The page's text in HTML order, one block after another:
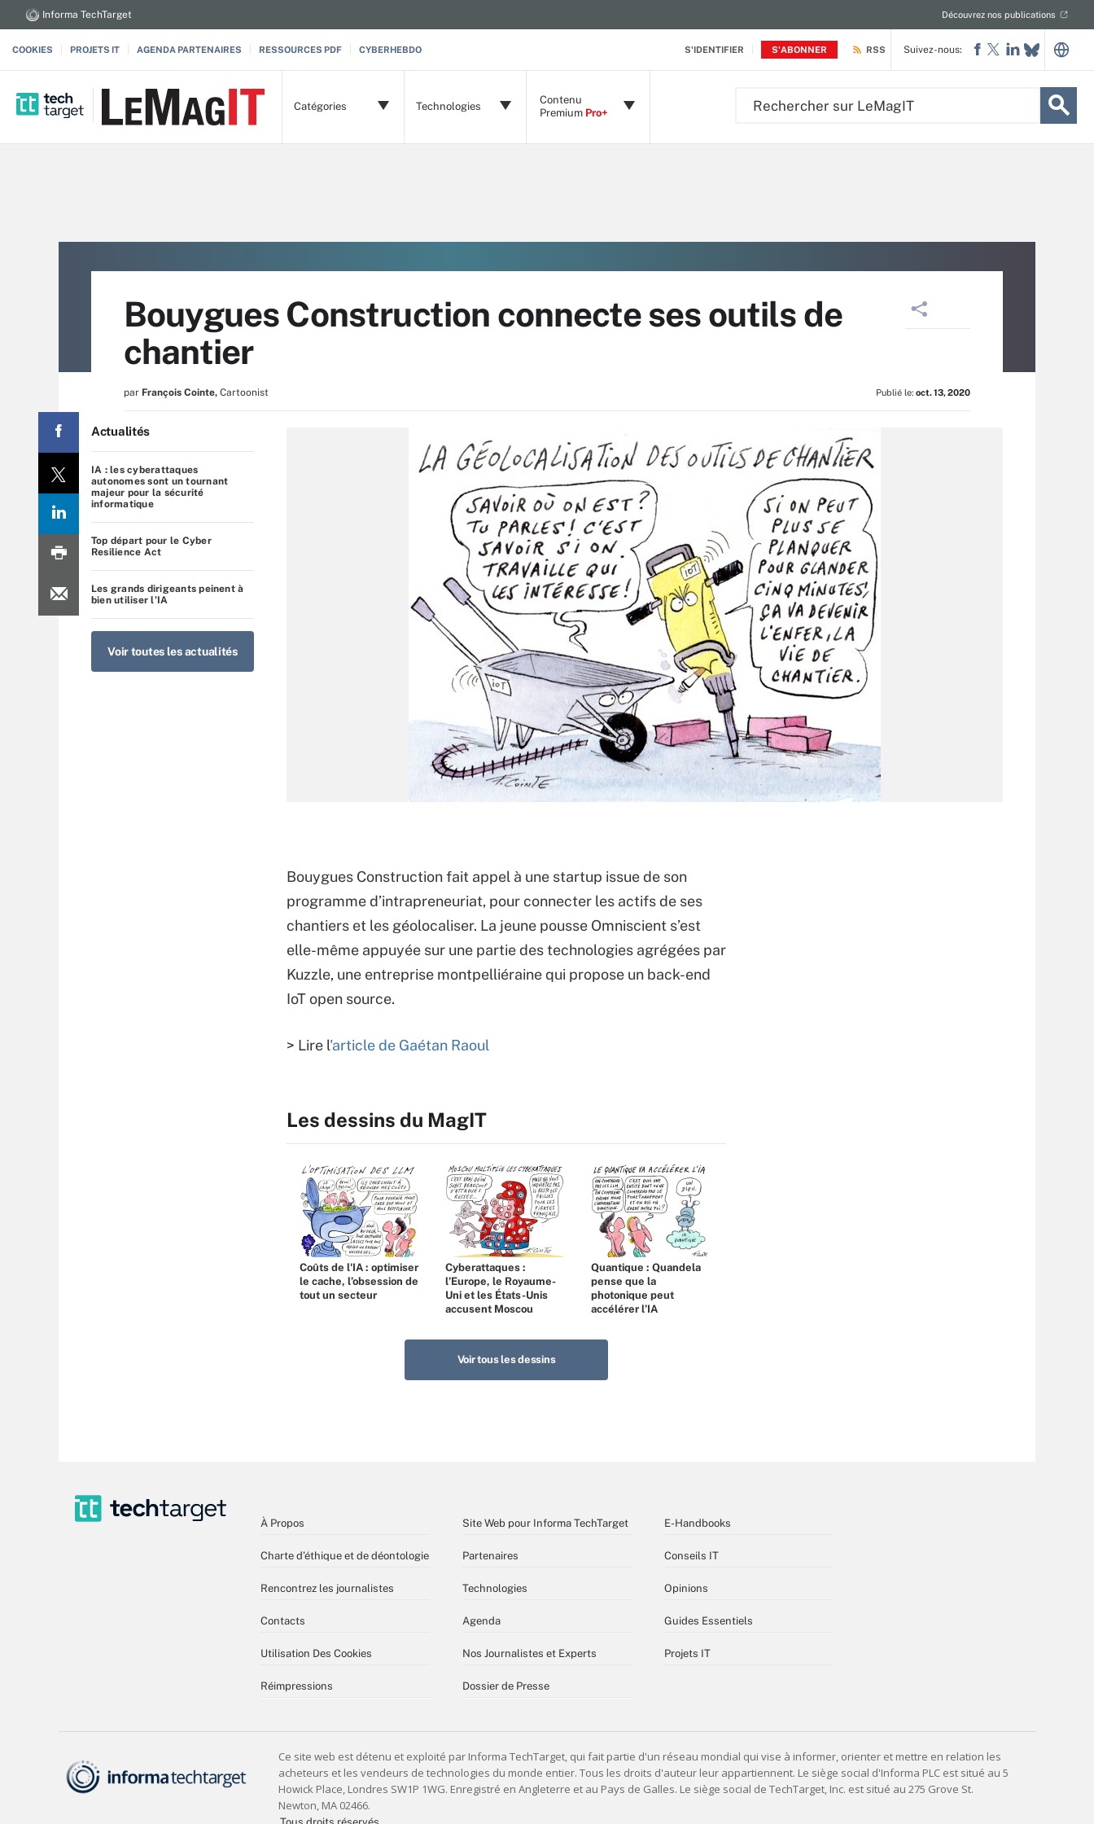
S'IDENTIFIER S'ABONNER
Informa TechTarget Découvrez nos publications
COOKIES PROJETS IT AGENDA PARTENAIRES RESSOURCES PDF CYBERHEBDO RSS
Catégories Technologies
Contenu
Premium Pro+
Suivez-nous:
Bouygues Construction connecte ses outils de
chantier
par François Cointe, Cartoonist Publié le: oct. 13, 2020
Actualités
IA : les cyberattaques
autonomes sont un tournant
majeur pour la sécurité
informatique
Top départ pour le Cyber
Resilience Act
Les grands dirigeants peinent à
bien utiliser l’IA
Voir toutes les actualités
Bouygues Construction fait appel à une startup issue de son
programme d’intrapreneuriat, pour connecter les actifs de ses
chantiers et les géolocaliser. La jeune pousse Omniscient s’est
elle-même appuyée sur une partie des technologies agrégées par
Kuzzle, une entreprise montpelliéraine qui propose un back-end
IoT open source.
> Lire l'article de Gaétan Raoul
Les dessins du MagIT
Coûts de l'IA : optimiser
le cache, l’obsession de
tout un secteur
Cyberattaques :
l’Europe, le Royaume-
Uni et les États-Unis
accusent Moscou
Quantique : Quandela
pense que la
photonique peut
accélérer l’IA
Voir tous les dessins
À Propos
Charte d’éthique et de déontologie
Rencontrez les journalistes
Contacts
Utilisation Des Cookies
Réimpressions
Site Web pour Informa TechTarget
Partenaires
Technologies
Agenda
Nos Journalistes et Experts
Dossier de Presse
E-Handbooks
Conseils IT
Opinions
Guides Essentiels
Projets IT